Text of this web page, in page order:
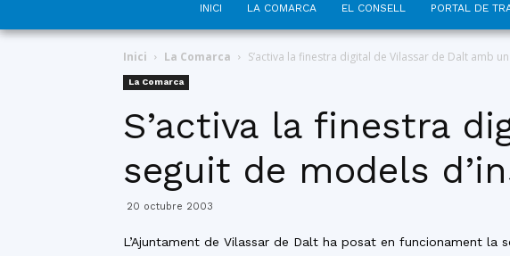
INICI LA COMARCA EL CONSELL PORTAL DE
Inici La Comarca S’activa la finestra digital de Vilassar de Dalt amb
La Comarca
S’activa la finestra
seguit de models
20 octubre 2003
L’Ajuntament de Vilassar de Dalt ha posat en funcionament